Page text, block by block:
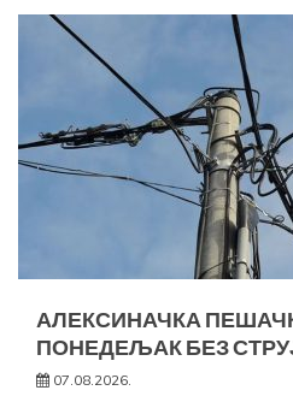
АЛЕКСИНАЧКА
ПОНЕДЕЉАК БЕЗ
07.08.2026.